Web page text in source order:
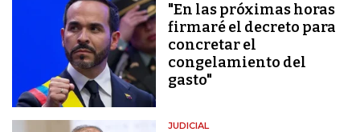
"En las próximas horas
firmaré el decreto para
concretar el
congelamiento del
gasto"
JUDICIAL